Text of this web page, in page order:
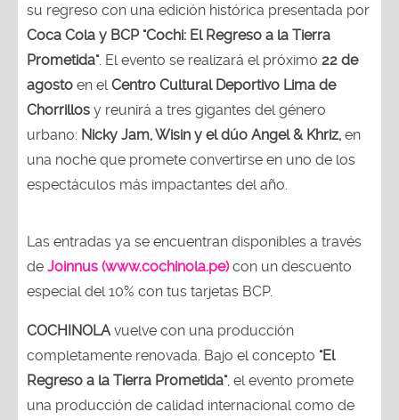
su regreso con una edición histórica presentada por
Coca Cola y BCP "Cochi: El Regreso a la Tierra
Prometida". El evento se realizará el próximo 22 de
agosto en elCentro Cultural Deportivo Lima de
Chorrillos y reunirá a tres gigantes del género
urbano: Nicky Jam, Wisin y el dúo Angel & Khriz, en
una noche que promete convertirse en uno de los
espectáculos más impactantes del año.
Las entradas ya se encuentran disponibles a través
de Joinnus (www.cochinola.pe)con un descuento
especial del 10% con tus tarjetas BCP.
COCHINOLAvuelve con una producción
completamente renovada. Bajo el concepto "El
Regreso a la Tierra Prometida", el evento promete
una producción de calidad internacional como de